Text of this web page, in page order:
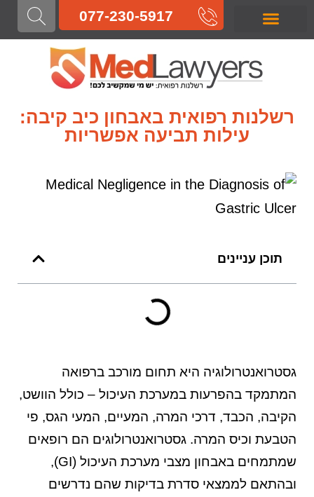
077-230-5917
רשלנות רפואית באבחון כיב קיבה:
עילות תביעה אפשריות
תוכן עניינים
גסטרואנטרולוגיה היא תחום מורכב ברפואה
המתמקד בהפרעות במערכת העיכול – כולל הוושט,
הקיבה, הכבד, דרכי המרה, המעיים, המעי הגס, פי
הטבעת וכיס המרה. גסטרואנטרולוגים הם רופאים
שמתמחים באבחון מצבי מערכת העיכול (GI),
ובהתאם לממצאי סדרת בדיקות שהם נדרשים